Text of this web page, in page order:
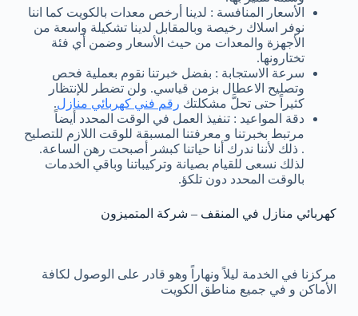
الأسعار المنافسة : لدينا أرخص معدات بالكويت كما اننا
نوفر اسلاك رخيصة وبالمقابل لدينا تشكيلة واسعة من
الأجهزة والمعدات من حيث الأسعار وضمن أي فئة
تختارونها.
سرعة الاستجابة : بفضل خبرتنا نقوم بعملية فحص
وتصليح الاعطال بزمن قياسي. ولن تضطر للإنتظار
كثيراً حتى تحلَّ مشكلتك رقم فني كهربائي منازل.
دقة المواعيد : تنفيذ العمل في الوقت المحدد أيضاً
مرتبط بخبرتنا و معرفتنا المسبقة للوقت اللازم للتصليح
. ذلك لأننا ندرك أنا حياتنا كبشر أصبحت رهن الساعة.
لذلك نسعى للقيام بصيانة وتركيباتنا وباقي الخدمات
بالوقت المحدد دون تلكؤ.
كهربائي منازل في المنقف – شركة المتميزون
مركزنا في الخدمة ليلاً ونهاراً وهو قادر على الوصول لكافة
الأماكن و في جميع مناطق الكويت